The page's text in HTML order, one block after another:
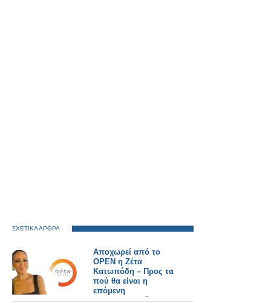
ΣΧΕΤΙΚΑ ΑΡΘΡΑ
Αποχωρεί από το
OPEN η Ζέτα
Κατωπόδη – Προς τα
πού θα είναι η
επόμενη
επαγγελματική της